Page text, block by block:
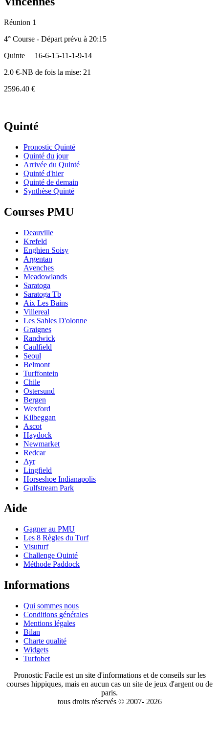
Réunion 1
4° Course - Départ prévu à 20:15
Quinte
16-6-15-11-1-9-14
2.0 €-NB de fois la mise: 21
2596.40 €
Quinté
Pronostic Quinté
Quinté du jour
Arrivée du Quinté
Quinté d'hier
Quinté de demain
Synthèse Quinté
Courses PMU
Deauville
Krefeld
Enghien Soisy
Argentan
Avenches
Meadowlands
Saratoga
Saratoga Tb
Aix Les Bains
Villereal
Les Sables D'olonne
Graignes
Randwick
Caulfield
Seoul
Belmont
Turffontein
Chile
Ostersund
Bergen
Wexford
Kilbeggan
Ascot
Haydock
Newmarket
Redcar
Ayr
Lingfield
Horseshoe Indianapolis
Gulfstream Park
Aide
Gagner au PMU
Les 8 Règles du Turf
Visuturf
Challenge Quinté
Méthode Paddock
Informations
Qui sommes nous
Conditions générales
Mentions légales
Bilan
Charte qualité
Widgets
Turfobet
Pronostic Facile est un site d'informations et de conseils sur les
courses hippiques, mais en aucun cas un site de jeux d'argent ou de
paris.
tous droits réservés © 2007- 2026